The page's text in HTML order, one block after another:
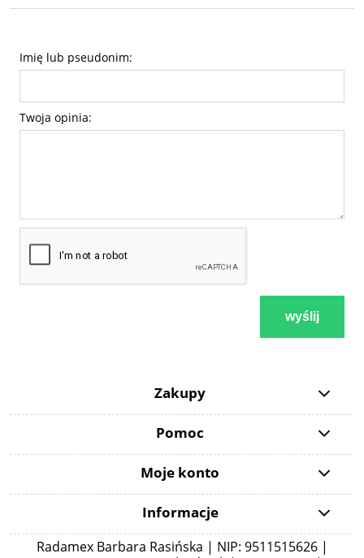
Imię lub pseudonim:
Twoja opinia:
wyślij
Zakupy
Pomoc
Moje konto
Informacje
Radamex Barbara Rasińska | NIP: 9511515626 |